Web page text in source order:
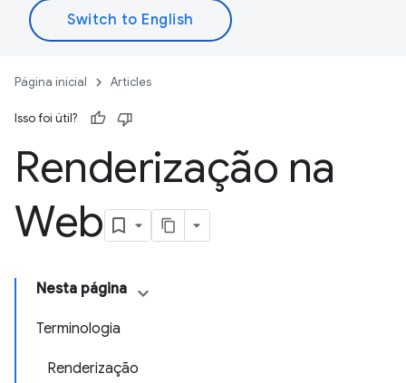
Página inicial Articles
Isso foi útil?
Renderização na
Web
Nesta página
Terminologia
Renderização